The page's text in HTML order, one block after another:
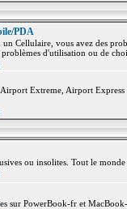
PDA
Cellulaire, vous avez des
d'utilisation ou de
Extreme, Airport
ou insolites. Tout le
sur PowerBook-fr et